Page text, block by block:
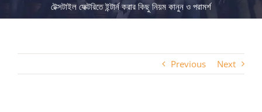
টেক্সটাইল ফেক্টরিতে ইন্টার্ন করার কিছু নিয়ম কানুন ও পরামর্শ
Previous Next